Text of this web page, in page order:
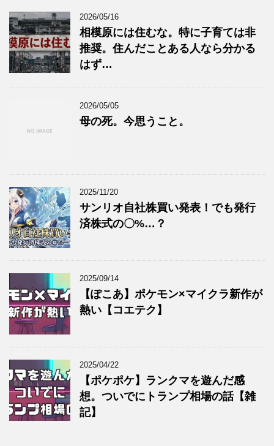
2026/05/16
相模原には住むな。特に子育ては非
推奨。住んだことある人なら分かる
はず…
2026/05/05
母の死。今思うこと。
2025/11/20
サンリオ自社株買い発表！でも発行
済株式の〇%…？
2025/09/14
【ぽこあ】ポケモン×マイクラ新作が
熱い【コエテク】
2025/04/22
【ポケポケ】ランクマを遊んだ感
想。ついでにトランプ相場の話【雑
記】